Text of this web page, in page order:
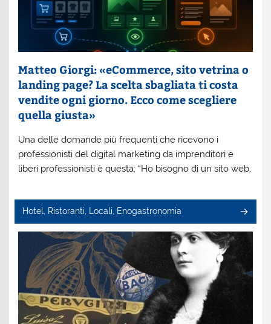
Matteo Giorgi: «eCommerce, sito vetrina o
landing page? La scelta sbagliata ti costa
vendite ogni giorno. Ecco come scegliere
quella giusta»
Una delle domande più frequenti che ricevono i
professionisti del digital marketing da imprenditori e
liberi professionisti è questa: “Ho bisogno di un sito web,
Hotel, Ristoranti, Locali, Enogastronomia